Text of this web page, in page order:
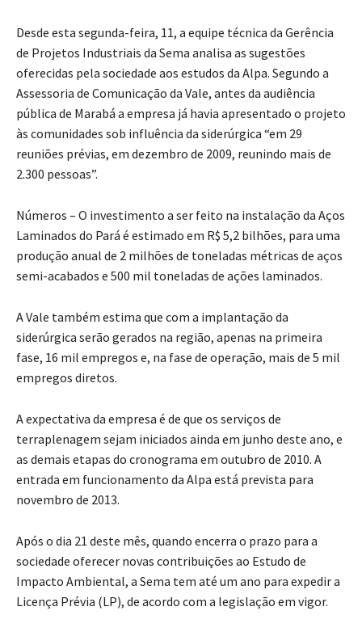
Desde esta segunda-feira, 11, a equipe técnica da Gerência
de Projetos Industriais da Sema analisa as sugestões
oferecidas pela sociedade aos estudos da Alpa. Segundo a
Assessoria de Comunicação da Vale, antes da audiência
pública de Marabá a empresa já havia apresentado o projeto
às comunidades sob influência da siderúrgica “em 29
reuniões prévias, em dezembro de 2009, reunindo mais de
2.300 pessoas”.
Números – O investimento a ser feito na instalação da Aços
Laminados do Pará é estimado em R$ 5,2 bilhões, para uma
produção anual de 2 milhões de toneladas métricas de aços
semi-acabados e 500 mil toneladas de ações laminados.
A Vale também estima que com a implantação da
siderúrgica serão gerados na região, apenas na primeira
fase, 16 mil empregos e, na fase de operação, mais de 5 mil
empregos diretos.
A expectativa da empresa é de que os serviços de
terraplenagem sejam iniciados ainda em junho deste ano, e
as demais etapas do cronograma em outubro de 2010. A
entrada em funcionamento da Alpa está prevista para
novembro de 2013.
Após o dia 21 deste mês, quando encerra o prazo para a
sociedade oferecer novas contribuições ao Estudo de
Impacto Ambiental, a Sema tem até um ano para expedir a
Licença Prévia (LP), de acordo com a legislação em vigor.